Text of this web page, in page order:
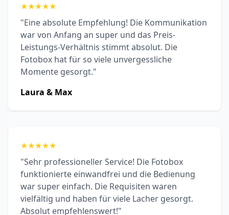
★★★★★
"Eine absolute Empfehlung! Die Kommunikation
war von Anfang an super und das Preis-
Leistungs-Verhältnis stimmt absolut. Die
Fotobox hat für so viele unvergessliche
Momente gesorgt."
Laura & Max
★★★★★
"Sehr professioneller Service! Die Fotobox
funktionierte einwandfrei und die Bedienung
war super einfach. Die Requisiten waren
vielfältig und haben für viele Lacher gesorgt.
Absolut empfehlenswert!"